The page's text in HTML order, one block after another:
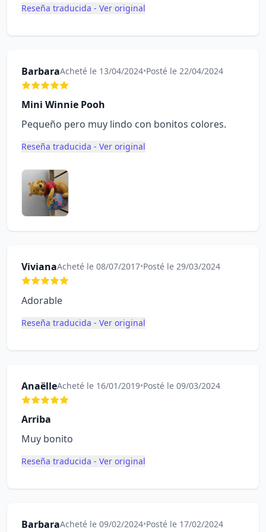
Reseña traducida - Ver original
BarbaraAcheté le 13/04/2024•Posté le 22/04/2024
Mini Winnie Pooh
Pequeño pero muy lindo con bonitos colores.
Reseña traducida - Ver original
VivianaAcheté le 08/07/2017•Posté le 29/03/2024
Adorable
Reseña traducida - Ver original
AnaëlleAcheté le 16/01/2019•Posté le 09/03/2024
Arriba
Muy bonito
Reseña traducida - Ver original
BarbaraAcheté le 09/02/2024•Posté le 17/02/2024